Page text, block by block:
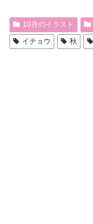
10月のイラスト
イチョウ
秋